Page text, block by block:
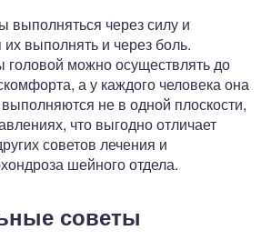
через силу и
выполнять и через боль.
можно осуществлять до
а у каждого человека она
не в одной плоскости,
что выгодно отличает
советов лечения и
шейного отдела.
советы